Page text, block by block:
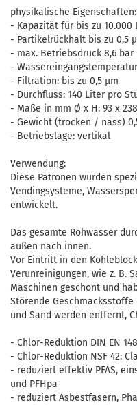
physikalische Eigenschaften:
- Kapazität für bis zu 10.000
- Partikelrückhalt bis zu 0,5
- max. Betriebsdruck 8,6 bar
- Wassereingangstemperatur
- Filtration: bis zu 0,5 µm
- Durchfluss: 140 Liter pro
- Maße in mm Ø x H: 93 x 238
- Gewicht (trocken / nass)
- Betriebslage: vertikal
Verwendung:
Diese Patronen wurden
Vendingsysteme,
entwickelt.
Das gesamte Rohwasser
außen nach innen.
Vor Eintritt in den
Verunreinigungen, wie z. B.
Maschinen geschont und
Störende
und Sand werden entfernt,
- Chlor-Reduktion DIN EN
- Chlor-Reduktion NSF 42:
- reduziert effektiv PFAS,
und PFHpa
- reduziert Asbestfasern,